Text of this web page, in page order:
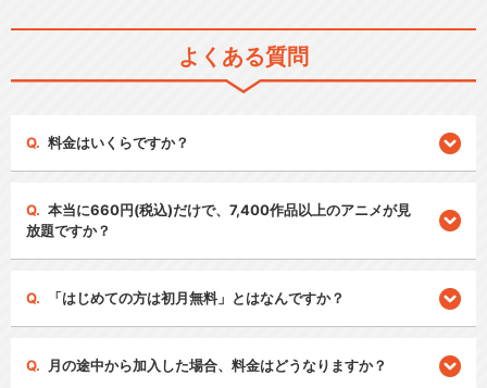
よくある質問
料金はいくらですか？
本当に660円(税込)だけで、7,400作品以上のアニメが見
放題ですか？
「はじめての方は初月無料」とはなんですか？
月の途中から加入した場合、料金はどうなりますか？